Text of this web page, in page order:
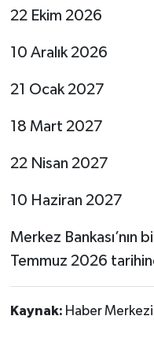
22 Ekim 2026
10 Aralık 2026
21 Ocak 2027
18 Mart 2027
22 Nisan 2027
10 Haziran 2027
Merkez Bankası’nın
Temmuz 2026
Kaynak: Haber Merkezi